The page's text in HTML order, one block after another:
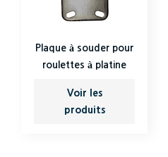
Plaque à souder pour
roulettes à platine
Voir les
produits